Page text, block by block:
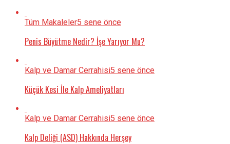
Tüm Makaleler5 sene önce
Penis Büyütme Nedir? İşe Yarıyor Mu?
Kalp ve Damar Cerrahisi5 sene önce
Küçük Kesi İle Kalp Ameliyatları
Kalp ve Damar Cerrahisi5 sene önce
Kalp Deliği (ASD) Hakkında Herşey